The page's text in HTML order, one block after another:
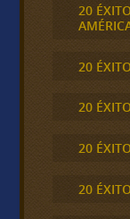
20
20
20
20
20